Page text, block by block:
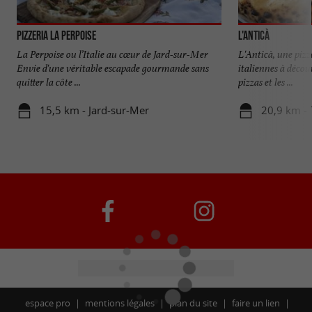
Pizzeria la Perpoise
La Perpoise ou l’Italie au cœur de Jard-sur-Mer
Envie d'une véritable escapade gourmande sans
quitter la côte ...
15,5 km - Jard-sur-Mer
L'Anticà
L'Anticà, une
italiennes à
pizzas et les ...
20,9 km -
espace pro mentions légales plan du site faire un lien